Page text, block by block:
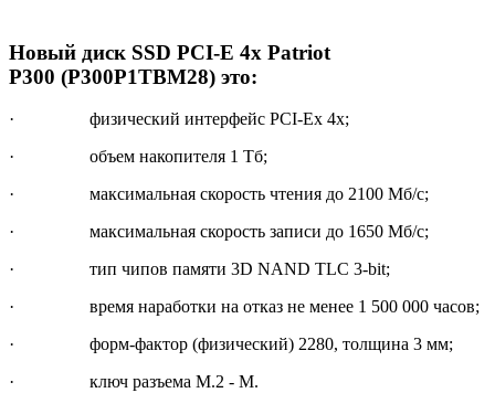
Новый диск SSD PCI-E 4x Patriot
P300 (P300P1TBM28) это:
· физический интерфейс PCI-Ex 4x;
· объем накопителя 1 Тб;
· максимальная скорость чтения до 2100 Мб/с;
· максимальная скорость записи до 1650 Мб/с;
· тип чипов памяти 3D NAND TLC 3-bit;
· время наработки на отказ не менее 1 500 000 часов;
· форм-фактор (физический) 2280, толщина 3 мм;
· ключ разъема M.2 - M.